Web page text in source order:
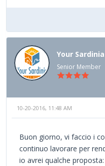
Your Sardinia
Senior Member
10-20-2016, 11:48 AM
Buon giorno, vi faccio i
continuo lavorare per
io avrei qualche proposta: